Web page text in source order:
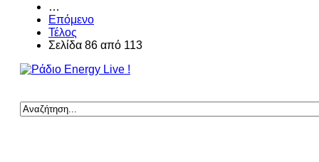
…
Επόμενο
Τέλος
Σελίδα 86 από 113